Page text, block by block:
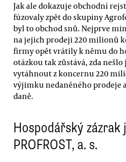
Jak ale dokazuje obchodní
fúzovaly zpět do skupiny
byl to obchod snů. Nejprve
na jejich prodeji 220 milionů
firmy opět vrátily k němu do
otázkou tak zůstává, zda
vytáhnout z koncernu 220
výjimku nedaněného prodeje
daně.
Hospodářský zázrak
PROFROST, a. s.